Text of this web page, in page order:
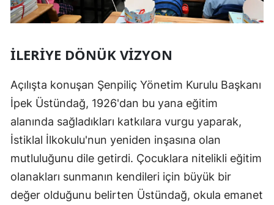
İLERIYE DÖNÜK VIZYON
Açılışta konuşan Şenpiliç Yönetim Kurulu Başkanı
İpek Üstündağ, 1926'dan bu yana eğitim
alanında sağladıkları katkılara vurgu yaparak,
İstiklal İlkokulu'nun yeniden inşasına olan
mutluluğunu dile getirdi. Çocuklara nitelikli eğitim
olanakları sunmanın kendileri için büyük bir
değer olduğunu belirten Üstündağ, okula emanet